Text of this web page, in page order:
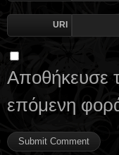
URI
Αποθήκευσε
επόμενη